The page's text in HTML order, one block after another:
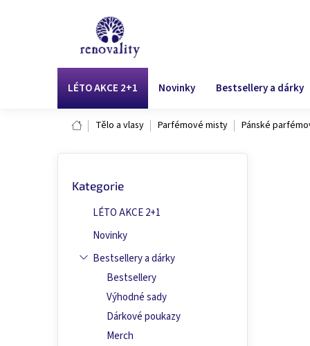
LÉTO AKCE 2+1 Novinky Bestsellery a dárky
DomůTělo a vlasy Parfémové misty Pánské
kategorie
Kategorie
LÉTO AKCE 2+1
Novinky
Bestsellery a dárky
Bestsellery
Výhodné sady
Dárkové poukazy
Merch